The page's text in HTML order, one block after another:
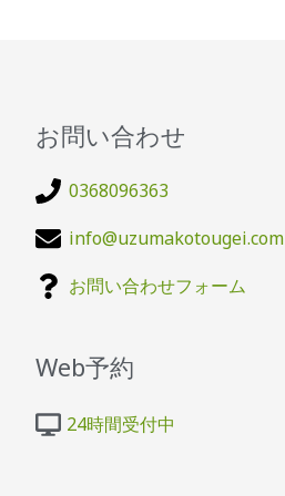
お問い合わせ
0368096363
info@uzumakotougei.com
お問い合わせフォーム
Web予約
24時間受付中